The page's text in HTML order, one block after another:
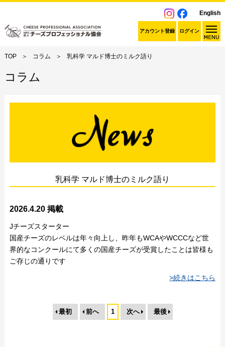
English
アカウント登録 ログイン
TOP コラム 乳科学 マルド博士のミルク語り
コラム
乳科学 マルド博士のミルク語り
2026.4.20 掲載
Jチーズスターター
国産チーズのレベルは年々向上し、昨年もWCAやWCCCなど世
界的なコンクールにて多くの国産チーズが受賞したことは皆様も
ご存じの通りです
>続きはこちら
最初 前へ 1 次へ 最後